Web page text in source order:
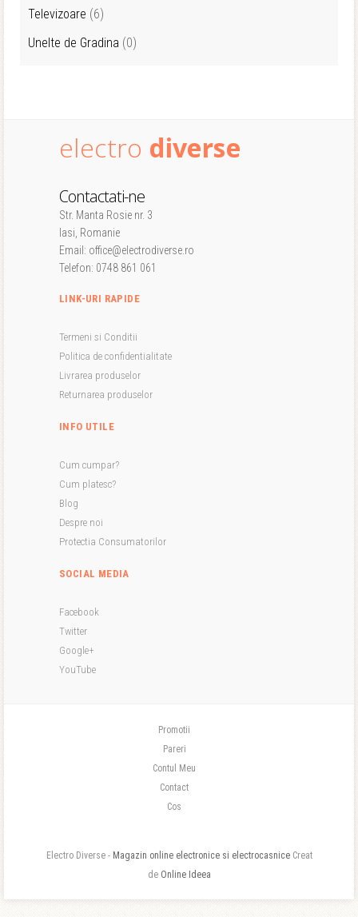
Televizoare (6)
Unelte de Gradina (0)
electro diverse
Contactati-ne
Str. Manta Rosie nr. 3
Iasi, Romanie
Email: office@electrodiverse.ro
Telefon: 0748 861 061
LINK-URI RAPIDE
Termeni si Conditii
Politica de confidentialitate
Livrarea produselor
Returnarea produselor
INFO UTILE
Cum cumpar?
Cum platesc?
Blog
Despre noi
Protectia Consumatorilor
SOCIAL MEDIA
Facebook
Twitter
Google+
YouTube
Promotii
Pareri
Contul Meu
Contact
Cos
Electro Diverse - Magazin online electronice si electrocasniceCreat
de Online Ideea